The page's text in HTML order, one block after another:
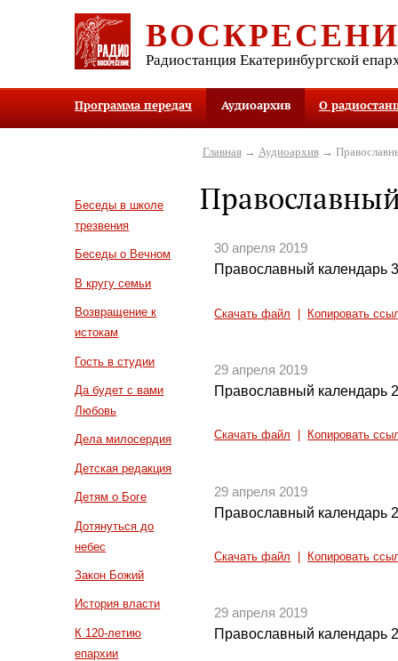
Радиостанция Екатеринбургской
Программа передач Аудиоархив О
Беседы в школе
трезвения
Беседы о Вечном
В кругу семьи
Возвращение к
истокам
Гость в студии
Да будет с вами
Любовь
Дела милосердия
Детская редакция
Детям о Боге
Дотянуться до
небес
Закон Божий
История власти
К 120-летию
епархии
Главная→ Аудиоархив→
30 апреля 2019
Православный календарь
Скачать файл Копировать
29 апреля 2019
Православный календарь
Скачать файл Копировать
29 апреля 2019
Православный календарь
Скачать файл Копировать
29 апреля 2019
Православный календарь